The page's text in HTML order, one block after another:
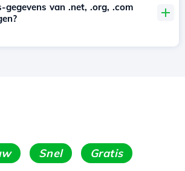
gegevens van .net, .org, .com
Snel Gratis